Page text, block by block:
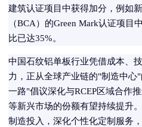
建筑认证项目中获得加分，例如
（BCA）的Green Mark认证项目
比已达35%。
中国石纹铝单板行业凭借成本、
力，正从全球产业链的"制造中
一路"倡议深化与RCEP区域合作
等新兴市场的份额有望持续提升
制造投入，深化个性化定制服务